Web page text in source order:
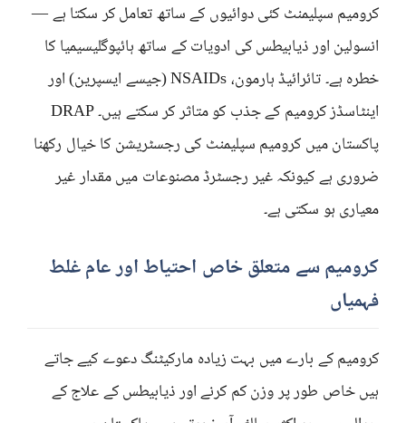
کرومیم سپلیمنٹ کئی دوائیوں کے ساتھ تعامل کر سکتا ہے —
انسولین اور ذیابیطس کی ادویات کے ساتھ ہائپوگلیسیمیا کا
خطرہ ہے۔ تائرائیڈ ہارمون، NSAIDs (جیسے ایسپرین) اور
اینٹاسڈز کرومیم کے جذب کو متاثر کر سکتے ہیں۔ DRAP
پاکستان میں کرومیم سپلیمنٹ کی رجسٹریشن کا خیال رکھنا
ضروری ہے کیونکہ غیر رجسٹرڈ مصنوعات میں مقدار غیر
معیاری ہو سکتی ہے۔
کرومیم سے متعلق خاص احتیاط اور عام غلط
فہمیاں
کرومیم کے بارے میں بہت زیادہ مارکیٹنگ دعوے کیے جاتے
ہیں خاص طور پر وزن کم کرنے اور ذیابیطس کے علاج کے